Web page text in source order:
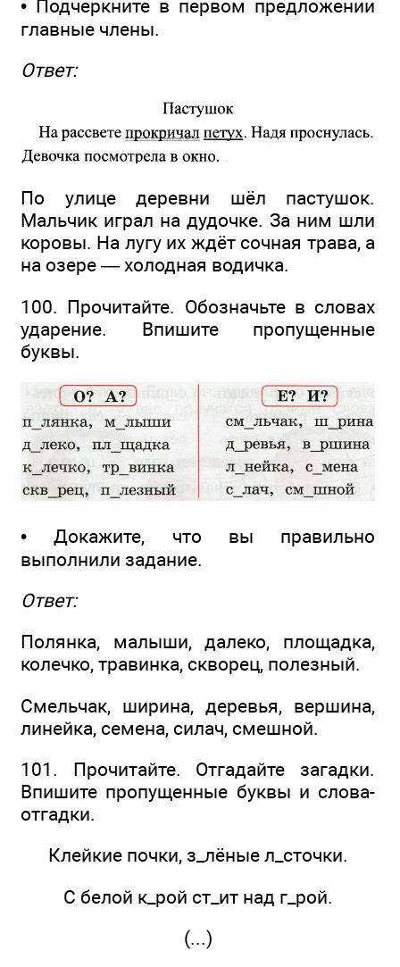
• Подчеркните в первом предложении
главные члены.
Ответ:
По улице деревни шёл пастушок.
Мальчик играл на дудочке. За ним шли
коровы. На лугу их ждёт сочная трава, а
на озере — холодная водичка.
100. Прочитайте. Обозначьте в словах
ударение. Впишите пропущенные
буквы.
• Докажите, что вы правильно
выполнили задание.
Ответ:
Полянка, малыши, далеко, площадка,
колечко, травинка, скворец, полезный.
Смельчак, ширина, деревья, вершина,
линейка, семена, силач, смешной.
101. Прочитайте. Отгадайте загадки.
Впишите пропущенные буквы и слова-
отгадки.
Клейкие почки, з_лёные л_сточки.
С белой к_рой ст_ит над г_рой.
(...)